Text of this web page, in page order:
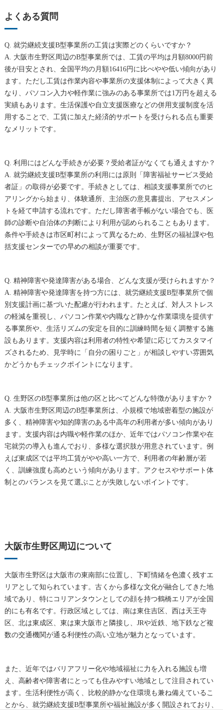
よくある質問
Q. 就労継続支援B型事業所の工賃は実際どのくらいですか？
A. 大阪市生野区周辺のB型事業所では、工賃の平均は月額8000円前
後が目安とされ、全国平均の月額16416円に比べやや低い傾向があり
ます。ただし工賃は作業内容や事業所の支援体制によって大きく異
なり、パソコン入力や軽作業に強みのある事業所では1万円を超える
実績もあります。生活保護や自立支援医療などの併用支援制度を活
用することで、工賃に加えた経済的サポートを受けられる点も重要
なメリットです。
Q. 利用にはどんな手続きが必要？受給者証がなくても通えますか？
A. 就労継続支援B型事業所の利用には原則「障害福祉サービス受給
者証」の取得が必要です。手続きとしては、相談支援事業所でのヒ
アリングから始まり、体験通所、主治医の意見書提出、アセスメン
トを経て申請する流れです。ただし障害者手帳がない場合でも、医
師の診断や自治体の判断により利用が認められることもあります。
条件や手続きは市区町村によって異なるため、生野区の福祉課や包
括支援センターでの早めの相談が重要です。
Q. 精神障害や発達障害がある場合、どんな支援が受けられますか？
A. 精神障害や発達障害を持つ方には、就労継続支援B型事業所で個
別支援計画に基づいた配慮が行われます。たとえば、対人ストレス
の軽減を重視し、パソコン作業や内職など静かな作業環境を提供す
る事業所や、生活リズムの安定を目的に訓練時間を短く調整する施
設もあります。支援内容は利用者の特性や希望に応じてカスタマイ
ズされるため、見学時に「自分の困りごと」が相談しやすい雰囲気
かどうかもチェックポイントになります。
Q. 生野区のB型事業所は他の区と比べてどんな特徴がありますか？
A. 大阪市生野区周辺のB型事業所は、小規模で地域密着型の施設が
多く、精神障害や知的障害のある中高年の利用者が多い傾向があり
ます。支援内容は内職や軽作業のほか、近年ではパソコン作業や在
宅就労の導入も進んでおり、多様な選択肢が用意されています。例
えば東成区では平均工賃がやや高い一方で、利用者の年齢層が若
く、訓練強度も高めという傾向があります。アクセスやサポート体
制とのバランスを見て選ぶことが失敗しないポイントです。
大阪市生野区周辺について
大阪市生野区は大阪市の東南部に位置し、下町情緒を色濃く残すエ
リアとして知られています。古くから多様な文化が融合してきた地
域であり、特にコリアンタウンとしての顔を持つ鶴橋エリアが全国
的にも有名です。行政区域としては、南は東住吉区、西は天王寺
区、北は東成区、東は東大阪市と隣接し、JRや近鉄、地下鉄など複
数の交通機関が通る利便性の高い立地が魅力となっています。
また、近年ではバリアフリー化や地域福祉に力を入れる施設も増
え、高齢者や障害者にとっても住みやすい地域として注目されてい
ます。生活利便性が高く、比較的静かな住環境も兼ね備えているこ
とから、就労継続支援B型事業所や福祉施設が多く開設されており、